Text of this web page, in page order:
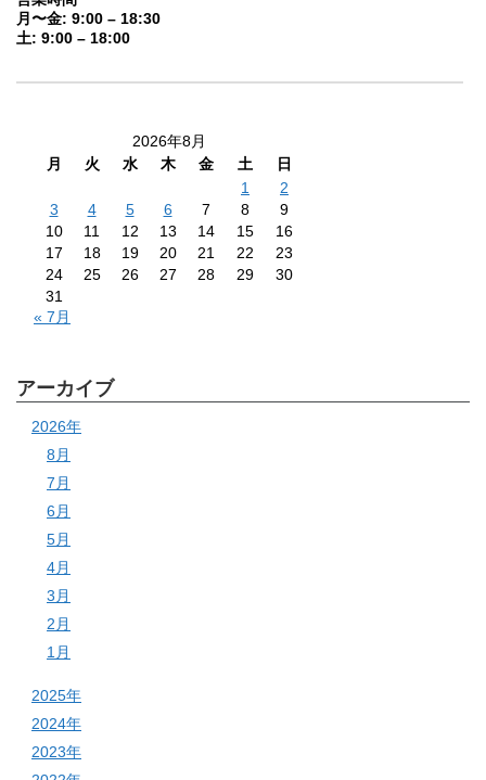
月〜金: 9:00 – 18:30
土: 9:00 – 18:00
2026年8月
月
火 水 木 金 土
日
1
2
3
4 5 6 7 8
9
10
11 12 13 14 15
16
17
18 19 20 21 22
23
24
25 26 27 28 29
30
31
« 7月
アーカイブ
2026年
8月
7月
6月
5月
4月
3月
2月
1月
2025年
2024年
2023年